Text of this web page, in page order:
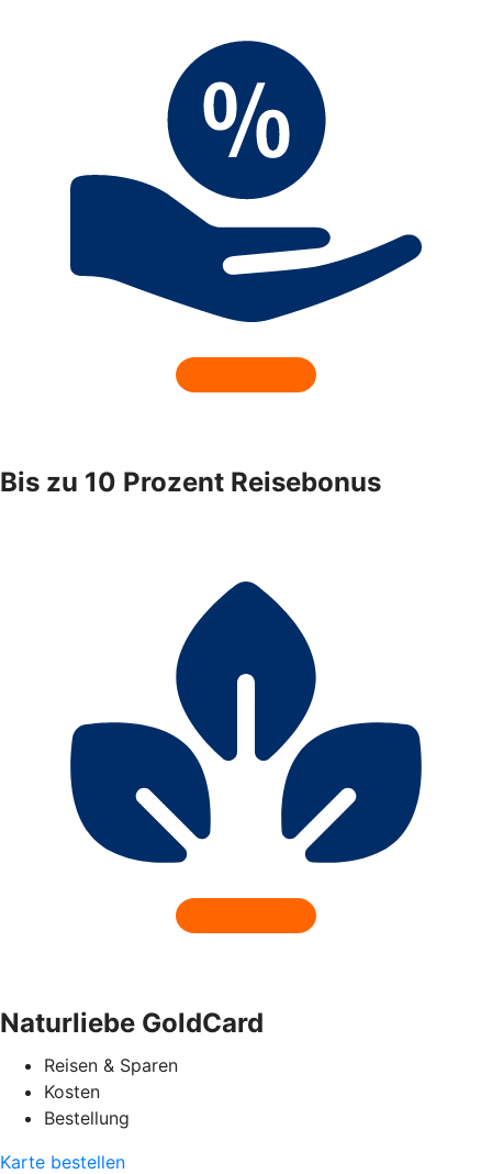
Bis zu 10 Prozent Reisebonus
Naturliebe GoldCard
Reisen & Sparen
Kosten
Bestellung
Karte bestellen